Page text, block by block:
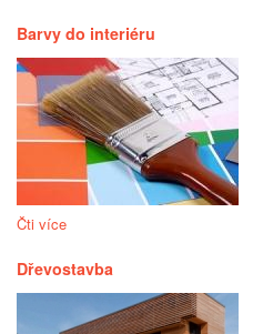
Barvy do interiéru
Čti více
Dřevostavba